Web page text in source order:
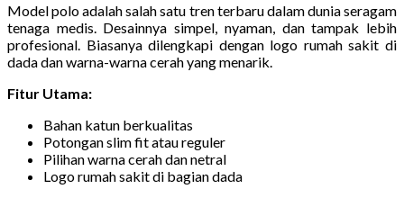
Model polo adalah salah satu tren terbaru dalam dunia seragam
tenaga medis. Desainnya simpel, nyaman, dan tampak lebih
profesional. Biasanya dilengkapi dengan logo rumah sakit di
dada dan warna-warna cerah yang menarik.
Fitur Utama:
Bahan katun berkualitas
Potongan slim fit atau reguler
Pilihan warna cerah dan netral
Logo rumah sakit di bagian dada